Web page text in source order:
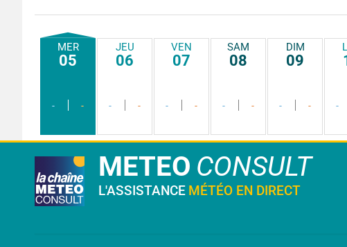
MER
05
- -
JEU
06
- -
VEN
07
- -
SAM
08
- -
DIM
09
- - -
METEO CONSULT
L'ASSISTANCE MÉTÉO EN DIRECT